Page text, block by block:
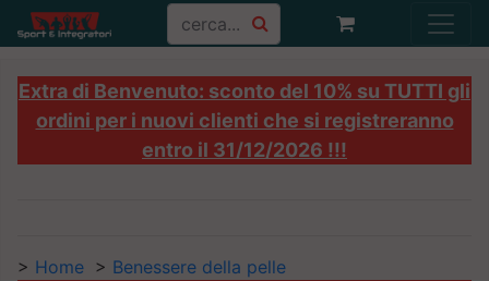
Extra di Benvenuto: sconto del 10% su TUTTI gli
ordini per i nuovi clienti che si registreranno
entro il 31/12/2026 !!!
> Home > Benessere della pelle